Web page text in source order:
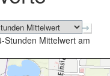
Stunden Mittelwert am